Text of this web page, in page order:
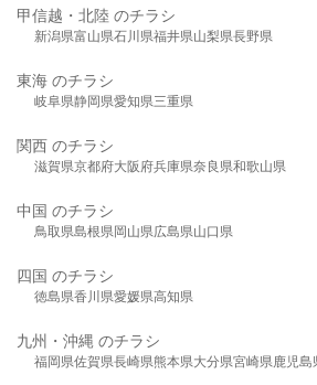
甲信越・北陸 のチラシ
新潟県富山県石川県福井県山梨県長野県
東海 のチラシ
岐阜県静岡県愛知県三重県
関西 のチラシ
滋賀県京都府大阪府兵庫県奈良県和歌山県
中国 のチラシ
鳥取県島根県岡山県広島県山口県
四国 のチラシ
徳島県香川県愛媛県高知県
九州・沖縄 のチラシ
福岡県佐賀県長崎県熊本県大分県宮崎県鹿児島